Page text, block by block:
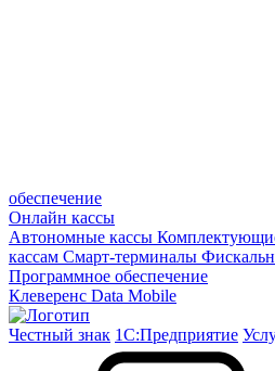
обеспечение
Онлайн кассы
Автономные кассы
кассам Смарт-терминалы
Программное обеспечение
Клеверенс Data Mobile
Честный знак 1С:Предприятие